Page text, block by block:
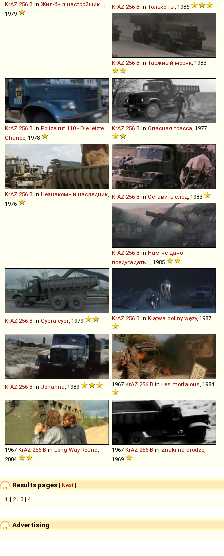
KrAZ 256 B in Жил-был настройщик...,
1979
KrAZ 256 B in Только ты, 1986
KrAZ 256 B in Таёжный моряк, 1983
KrAZ 256 B in Polizeiruf 110 - Die letzte
Chance, 1978
KrAZ 256 B in Опасная трасса, 1977
KrAZ 256 B in Незнакомый наследник,
1976
KrAZ 256 B in Оставить след, 1983
KrAZ 256 B in Нам не дано
предугадать..., 1985
KrAZ 256 B in Суета сует, 1979 KrAZ 256 B in Klątwa doliny węży, 1987
KrAZ 256 B in Johanna, 1989 1967 KrAZ 256 B in Les morfalous, 1984
1967 KrAZ 256 B in Long Way Round,
2004
1967 KrAZ 256 B in Znaki na drodze,
1969
Results pages [ Next]
1 | 2| 3 | 4
Advertising